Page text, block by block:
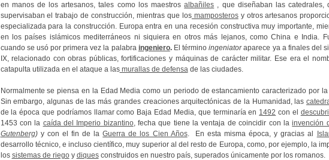
en manos de los artesanos, tales como los maestrosalbañiles , que diseñaban las catedrales,
supervisaban el trabajo de construcción, mientras que losmamposterosy otros artesanos
especializada para la construcción.Europa entra en una recesión constructiva muy importante,
en los países islámicos mediterráneos ni siquiera en otros más lejanos, como China e India.
cuando se usó por primera vez la palabra ingeniero. El términoingeniatoraparece ya a finales del
IX, relacionado con obras públicas, fortificaciones y máquinas de carácter militar. Ese era el
catapulta utilizada en el ataque a lasmurallas de defensade las ciudades.
Normalmente se piensa en la Edad Media como un periodo de estancamiento caracterizado por
Sin embargo, algunas de las más grandes creaciones arquitectónicas de la Humanidad, las
de la época que podríamos llamar como Baja Edad Media, que terminaría en 1492 con el
1453 con la caída del Imperio bizantino, fecha que tiene la ventaja de coincidir con lainvención
Gutenberg)y con el fin de laGuerra de los Cien Años. En esta misma época, y gracias al
desarrollo técnico, e incluso científico, muy superior al del resto de Europa, como, por ejemplo, la
los sistemas de riegoy diquesconstruidos en nuestro país, superados únicamente por los romanos.